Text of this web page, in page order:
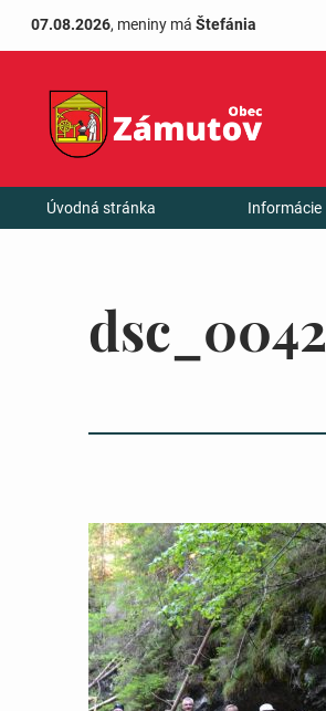
07.08.2026, meniny má Štefánia
Úvodná stránka Informácie